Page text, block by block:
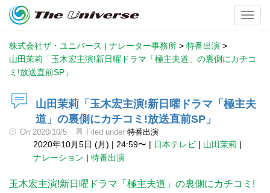
株式会社ザ・ユニバース | ナレーター事務所 > 特番出演 >
山田茉莉「玉木宏主演!新日曜ドラマ「極主夫道」の裏側にカチコ
ミ!放送直前SP」
山田茉莉「玉木宏主演!新日曜ドラマ「極主夫
道」の裏側にカチコミ!放送直前SP」
On 2020/10/5 Filed under 特番出演
2020年10月5日 (月) | 24:59〜 | 日本テレビ | 山田茉莉 |
ナレーション | 特番出演
玉木宏主演!新日曜ドラマ「極主夫道」の裏側にカチコミ!